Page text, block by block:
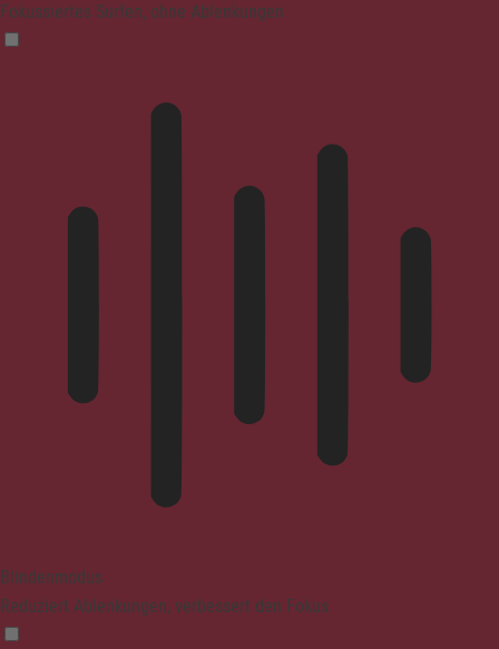
Fokussiertes Surfen, ohne Ablenkungen
Blindenmodus
Reduziert Ablenkungen, verbessert den Fokus